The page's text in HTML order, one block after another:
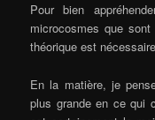
Pour bien
microcosmes que
théorique est
En la matière, je
plus grande en ce qui